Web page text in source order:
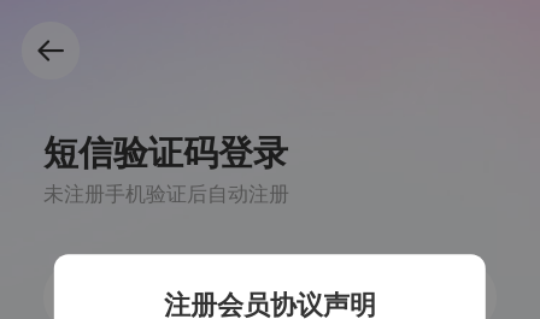
短信验证码登录
未注册手机验证后自动注册
注册会员协议声明